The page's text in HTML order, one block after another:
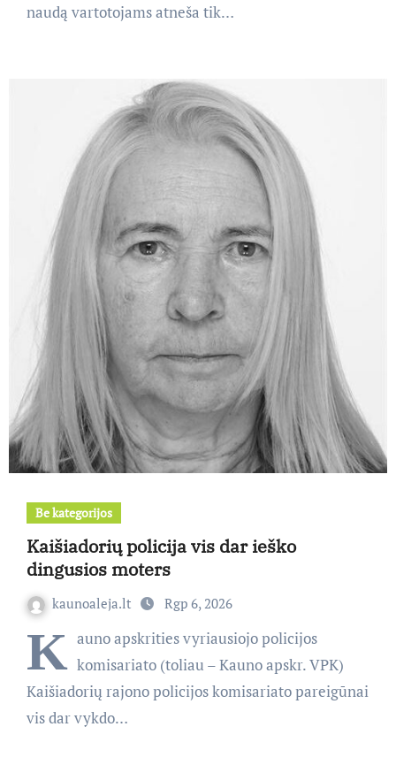
naudą vartotojams atneša tik…
Be kategorijos
Kaišiadorių policija vis dar ieško
dingusios moters
kaunoaleja.lt Rgp 6, 2026
K auno apskrities vyriausiojo policijos
komisariato (toliau – Kauno apskr. VPK)
Kaišiadorių rajono policijos komisariato pareigūnai
vis dar vykdo…